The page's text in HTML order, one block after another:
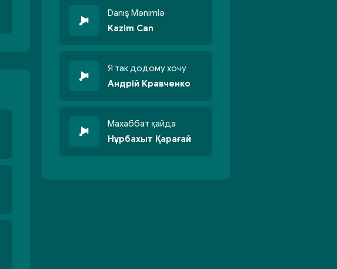
Danış Mənimlə
Kazim Can
Я так додому хочу
Андрій Кравченко
Махаббат қайда
Нұрбахыт Қарағай